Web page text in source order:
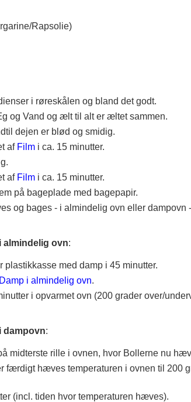
Rapsolie)
i røreskålen og bland det godt.
og Vand og ælt til alt er æltet sammen.
dejen er blød og smidig.
af Film i ca. 15 minutter.
af Film i ca. 15 minutter.
på bageplade med bagepapir.
og bages - i almindelig ovn eller dampovn
almindelig ovn:
med damp i 45 minutter.
Damp i almindelig ovn.
i opvarmet ovn (200 grader over/
dampovn:
å midterste rille i ovnen, hvor Bollerne nu
færdigt hæves temperaturen i ovnen til 200
(incl. tiden hvor temperaturen hæves).